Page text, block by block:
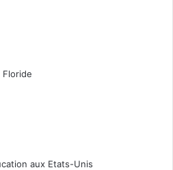
aux Etats-Unis